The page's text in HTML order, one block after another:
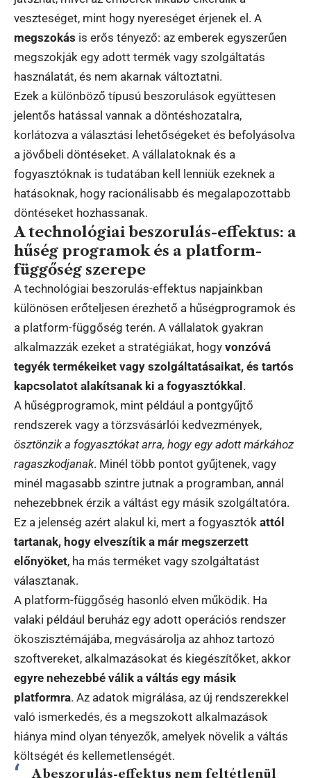
veszteséget, mint hogy nyereséget érjenek el. A
megszokás is erős tényező: az emberek egyszerűen
megszokják egy adott termék vagy szolgáltatás
használatát, és nem akarnak változtatni.
Ezek a különböző típusú beszorulások együttesen
jelentős hatással vannak a döntéshozatalra,
korlátozva a választási lehetőségeket és befolyásolva
a jövőbeli döntéseket. A vállalatoknak és a
fogyasztóknak is tudatában kell lenniük ezeknek a
hatásoknak, hogy racionálisabb és megalapozottabb
döntéseket hozhassanak.
A technológiai beszorulás-effektus: a
hűség programok és a platform-
függőség szerepe
A technológiai beszorulás-effektus napjainkban
különösen erőteljesen érezhető a hűségprogramok és
a platform-függőség terén. A vállalatok gyakran
alkalmazzák ezeket a stratégiákat, hogy vonzóvá
tegyék termékeiket vagy szolgáltatásaikat, és tartós
kapcsolatot alakítsanak ki a fogyasztókkal .
A hűségprogramok, mint például a pontgyűjtő
rendszerek vagy a törzsvásárlói kedvezmények,
ösztönzik a fogyasztókat arra, hogy egy adott márkához
ragaszkodjanak. Minél több pontot gyűjtenek, vagy
minél magasabb szintre jutnak a programban, annál
nehezebbnek érzik a váltást egy másik szolgáltatóra.
Ez a jelenség azért alakul ki, mert a fogyasztók attól
tartanak, hogy elveszítik a már megszerzett
előnyöket, ha más terméket vagy szolgáltatást
választanak.
A platform-függőség hasonló elven működik. Ha
valaki például beruház egy adott operációs rendszer
ökoszisztémájába, megvásárolja az ahhoz tartozó
szoftvereket, alkalmazásokat és kiegészítőket, akkor
egyre nehezebbé válik a váltás egy másik
platformra. Az adatok migrálása, az új rendszerekkel
való ismerkedés, és a megszokott alkalmazások
hiánya mind olyan tényezők, amelyek növelik a váltás
költségét és kellemetlenségét.
A beszorulás-effektus nem feltétlenül